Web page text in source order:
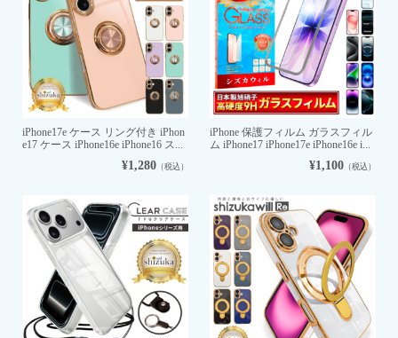
iPhone17e ケース リング付き iPhon
e17 ケース iPhone16e iPhone16 ス...
¥1,280（税込）
iPhone 保護フィルム ガラスフィル
ム iPhone17 iPhone17e iPhone16e i...
¥1,100 （税込）